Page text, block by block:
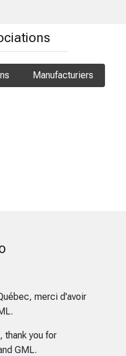
Manufacturiers
merci d'avoir
thank you for
GML.